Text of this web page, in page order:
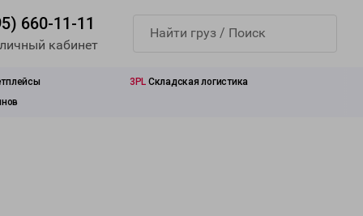
660-11-11
кабинет
3PL Складская логистика